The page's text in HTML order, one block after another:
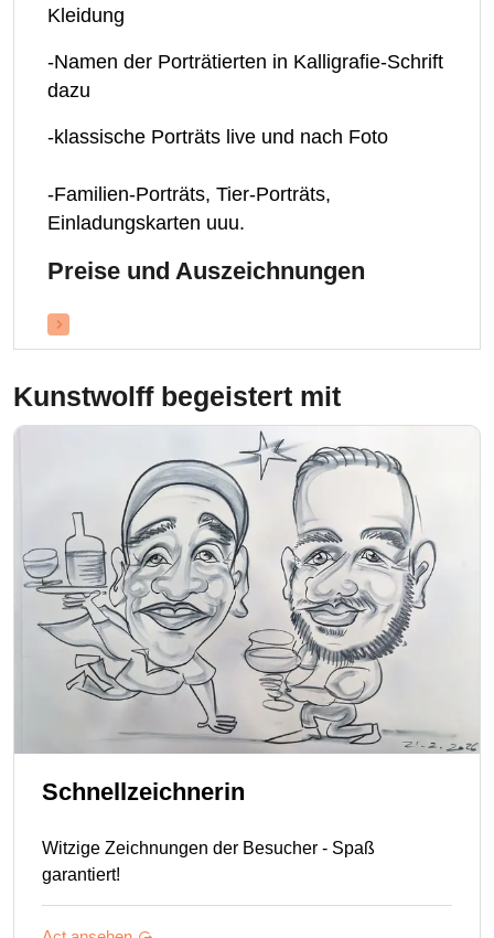
Kleidung
-Namen der Porträtierten in Kalligrafie-Schrift
dazu
-klassische Porträts live und nach Foto
-Familien-Porträts, Tier-Porträts,
Einladungskarten uuu.
Preise und Auszeichnungen
Kunstwolffbegeistert mit
Schnellzeichnerin
Witzige Zeichnungen der Besucher - Spaß
garantiert!